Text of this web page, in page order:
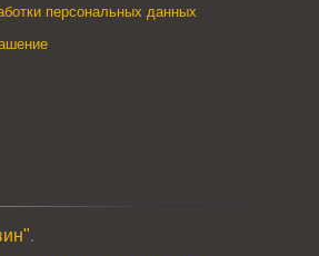
персональных данных
.